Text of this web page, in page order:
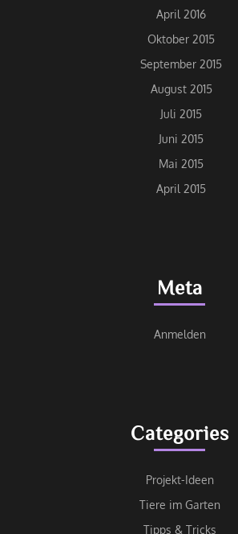
April 2016
Oktober 2015
September 2015
August 2015
Juli 2015
Juni 2015
Mai 2015
April 2015
Meta
Anmelden
Categories
Projekt-Ideen
Tiere im Garten
Tipps & Tricks